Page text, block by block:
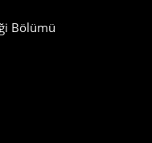
Bölümü